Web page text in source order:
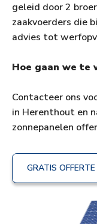
geleid door 2
zaakvoerders die
advies tot
Hoe gaan we te
Contacteer ons
in Herenthout en
zonnepanelen
GRATIS OFFERTE